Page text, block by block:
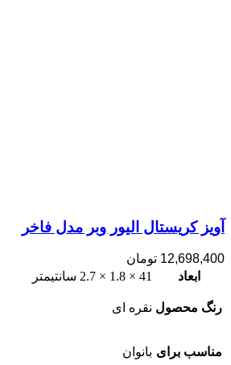
آویز کریستال الیور وبر مدل فاخر
12,698,400 تومان
ابعاد
41 × 1.8 × 2.7 سانتیمتر
رنگ محصول نقره ای
مناسب برای بانوان